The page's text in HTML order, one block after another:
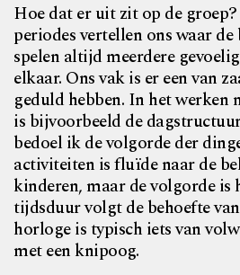
Hoe dat er uit zit op de groep?
periodes vertellen ons waar
spelen altijd meerdere
elkaar. Ons vak is er een van
geduld hebben. In het werken
is bijvoorbeeld de
bedoel ik de volgorde der
activiteiten is fluïde naar de
kinderen, maar de volgorde is
tijdsduur volgt de behoefte
horloge is typisch iets van
met een knipoog.